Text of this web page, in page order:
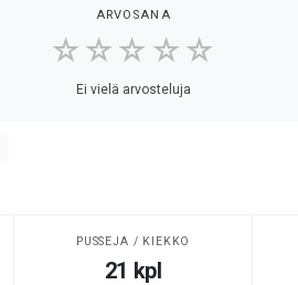
ARVOSANA
☆☆☆☆☆
Ei vielä arvosteluja
PUSSEJA / KIEKKO
21 kpl